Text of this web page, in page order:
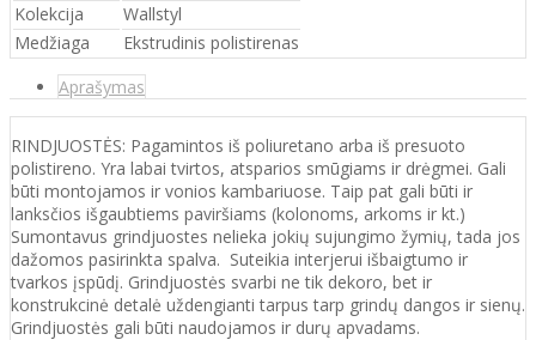
Kolekcija
Wallstyl
Medžiaga
Ekstrudinis polistirenas
Aprašymas
RINDJUOSTĖS: Pagamintos iš poliuretano arba iš presuoto
polistireno. Yra labai tvirtos, atsparios smūgiams ir drėgmei. Gali
būti montojamos ir vonios kambariuose. Taip pat gali būti ir
lanksčios išgaubtiems paviršiams (kolonoms, arkoms ir kt.)
Sumontavus grindjuostes nelieka jokių sujungimo žymių, tada jos
dažomos pasirinkta spalva. Suteikia interjerui išbaigtumo ir
tvarkos įspūdį. Grindjuostės svarbi ne tik dekoro, bet ir
konstrukcinė detalė uždengianti tarpus tarp grindų dangos ir sienų.
Grindjuostės gali būti naudojamos ir durų apvadams.